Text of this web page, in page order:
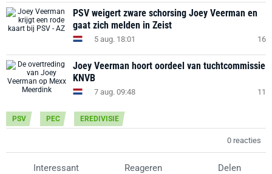
PSV weigert zware schorsing Joey Veerman en
gaat zich melden in Zeist
5 aug. 18:01 16
Joey Veerman hoort oordeel van tuchtcommissie
KNVB
7 aug. 09:48 11
PSV PEC EREDIVISIE
0 reacties
Interessant Reageren Delen